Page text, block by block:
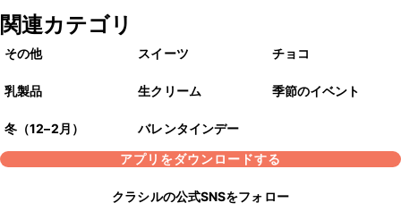
関連カテゴリ
その他 スイーツ チョコ
乳製品 生クリーム 季節のイベント
冬（12–2月）
バレンタインデー
アプリをダウンロードする
クラシルの公式SNSをフォロー